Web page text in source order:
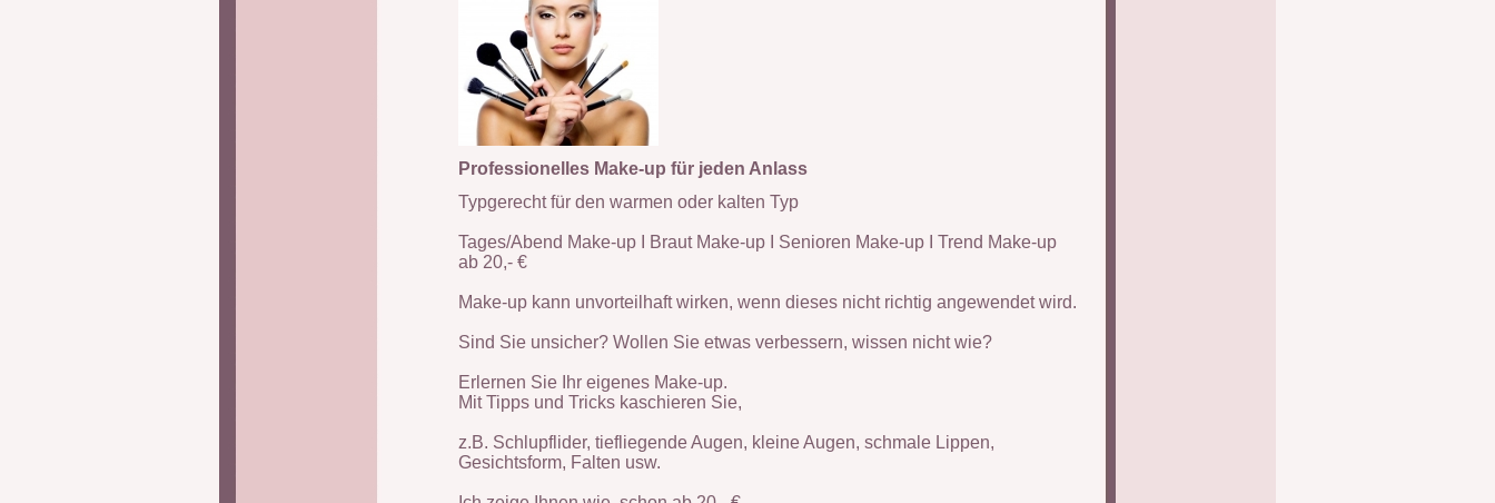
Professionelles Make-up für jeden Anlass
Typgerecht für den warmen oder kalten Typ
Tages/Abend Make-up I Braut Make-up I Senioren Make-up I Trend Make-up
ab 20,- €
Make-up kann unvorteilhaft wirken, wenn dieses nicht richtig angewendet wird.
Sind Sie unsicher? Wollen Sie etwas verbessern, wissen nicht wie?
Erlernen Sie Ihr eigenes Make-up.
Mit Tipps und Tricks kaschieren Sie,
z.B. Schlupflider, tiefliegende Augen, kleine Augen, schmale Lippen,
Gesichtsform, Falten usw.